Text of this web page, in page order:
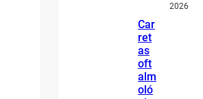
2026
Car
ret
as
oft
alm
oló